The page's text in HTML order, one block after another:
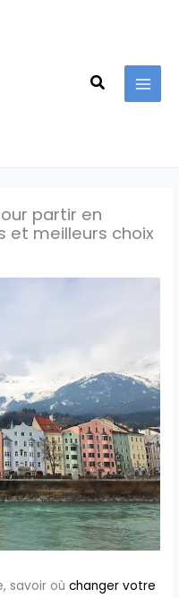
partir en
et meilleurs choix
savoir oùchanger votre